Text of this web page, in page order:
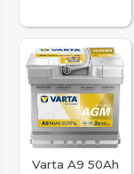
Varta A9 50Ah